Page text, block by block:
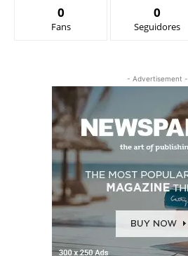
0
Fans
0
Seguidores
- Advertisement -